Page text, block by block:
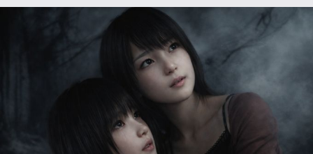
-Mayu kézen fogása nem gyengéd
gesztus. Ez függőség, kölcsönös kontroll,
amely egyszerre ad erőt és vesz el
szabadságot. A kapcsolatuk nem
menedék, hanem lánc, amelyet
mindketten cipelnek. A falu pedig ezt a
köteléket használja fel ellenük: minden
szellem, minden tragédia, minden
mellékküldetés egy újabb szabály, egy